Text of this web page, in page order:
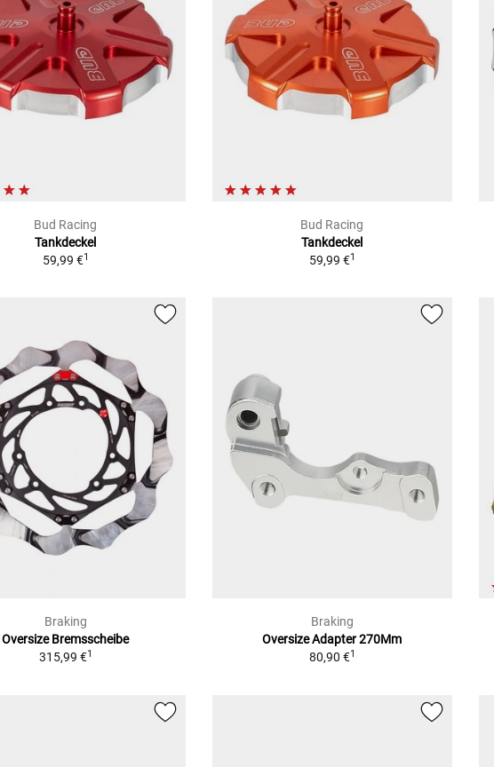
Bud Racing
Tankdeckel
59,99 €1
Bud Racing
Tankdeckel
59,99 €1
Braking
Oversize Bremsscheibe
315,99 €1
Braking
Oversize Adapter 270Mm
80,90 €1